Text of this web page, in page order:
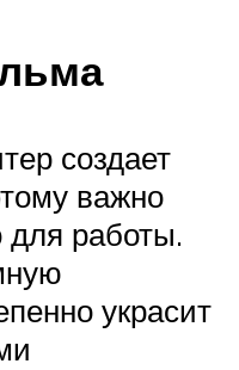
создает
важно
для работы.
украсит